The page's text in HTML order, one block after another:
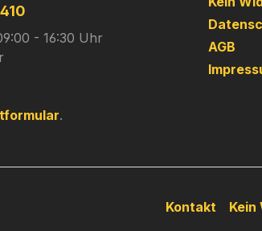
- 16:30 Uhr
.
AGB
Kontakt